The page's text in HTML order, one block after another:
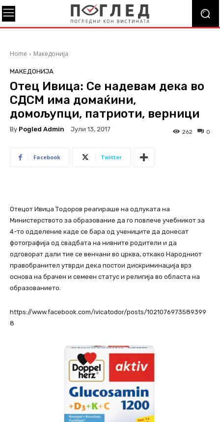
Home Македонија
МАКЕДОНИЈА
Отец Ивица: Се надевам дека во
СДСМ има домаќини,
домољупци, патриоти, верници
By Pogled Admin Јули 13, 2017 0
262
Facebook Twitter
Отецот Ивица Тодоров реагираше на одлуката на
Министерството за образование да го повлече учебникот за
4-то одделение каде се бара од учениците да донесат
фотографија од свадбата на нивните родители и да
одговорат дали тие се венчани во црква, откако Народниот
правобранител утврди дека постои дискриминација врз
основа на брачен и семеен статус и религија во областа на
образованието.
https://www.facebook.com/ivicatodor/posts/1021076973589399
8